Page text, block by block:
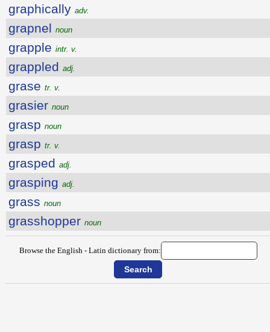
graphically adv.
grapnel noun
grapple intr. v.
grappled adj.
grase tr. v.
grasier noun
grasp noun
grasp tr. v.
grasped adj.
grasping adj.
grass noun
grasshopper noun
Browse the English - Latin dictionary from: